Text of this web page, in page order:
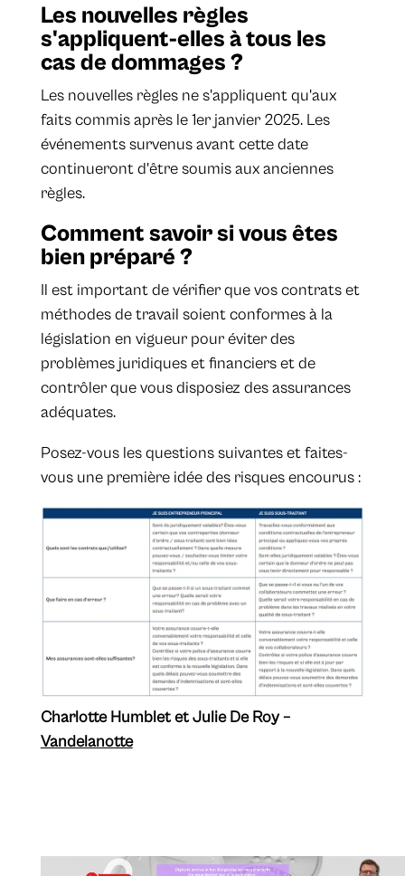
Les nouvelles règles
s'appliquent-elles à tous les
cas de dommages ?
Les nouvelles règles ne s'appliquent qu'aux
faits commis après le 1er janvier 2025. Les
événements survenus avant cette date
continueront d'être soumis aux anciennes
règles.
Comment savoir si vous êtes
bien préparé ?
Il est important de vérifier que vos contrats et
méthodes de travail soient conformes à la
législation en vigueur pour éviter des
problèmes juridiques et financiers et de
contrôler que vous disposiez des assurances
adéquates.
Posez-vous les questions suivantes et faites-
vous une première idée des risques encourus :
Charlotte Humblet et Julie De Roy –
Vandelanotte